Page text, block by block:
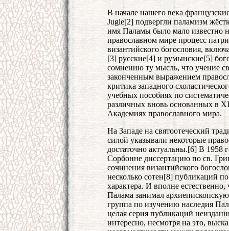
В начале нашего века
Jugie[2] подвергли паламизм
имя Паламы было мало известно
православном мире процесс
византийского богословия,
[3] русские[4] и румынские[5]
сомнению ту мысль, что учение
законченным выражением
критика западного
учебных пособиях по
различных вновь основанных в
Академиях православного мира.
На Западе на святоотеческий
силой указывали некоторые
достаточно актуальны.[6] В 1958
Сорбонне диссертацию по св.
сочинения византийского
несколько сотен[8] публикаций
характера. И вполне
Палама занимал архиепископскую
группа по изучению наследия
целая серия публикаций
интересно, несмотря на это,